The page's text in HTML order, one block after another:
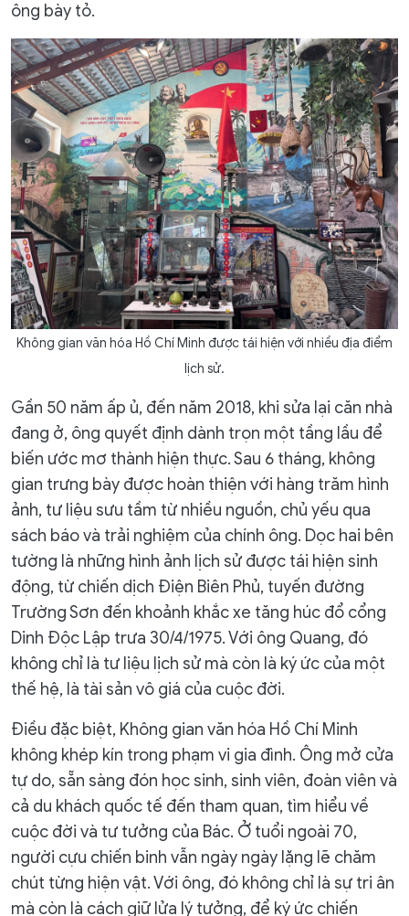
ông bày tỏ.
Không gian văn hóa Hồ Chí Minh được tái hiện với nhiều địa điểm
lịch sử.
Gần 50 năm ấp ủ, đến năm 2018, khi sửa lại căn nhà
đang ở, ông quyết định dành trọn một tầng lầu để
biến ước mơ thành hiện thực. Sau 6 tháng, không
gian trưng bày được hoàn thiện với hàng trăm hình
ảnh, tư liệu sưu tầm từ nhiều nguồn, chủ yếu qua
sách báo và trải nghiệm của chính ông. Dọc hai bên
tường là những hình ảnh lịch sử được tái hiện sinh
động, từ chiến dịch Điện Biên Phủ, tuyến đường
Trường Sơn đến khoảnh khắc xe tăng húc đổ cổng
Dinh Độc Lập trưa 30/4/1975. Với ông Quang, đó
không chỉ là tư liệu lịch sử mà còn là ký ức của một
thế hệ, là tài sản vô giá của cuộc đời.
Điều đặc biệt, Không gian văn hóa Hồ Chí Minh
không khép kín trong phạm vi gia đình. Ông mở cửa
tự do, sẵn sàng đón học sinh, sinh viên, đoàn viên và
cả du khách quốc tế đến tham quan, tìm hiểu về
cuộc đời và tư tưởng của Bác. Ở tuổi ngoài 70,
người cựu chiến binh vẫn ngày ngày lặng lẽ chăm
chút từng hiện vật. Với ông, đó không chỉ là sự tri ân
mà còn là cách giữ lửa lý tưởng, để ký ức chiến